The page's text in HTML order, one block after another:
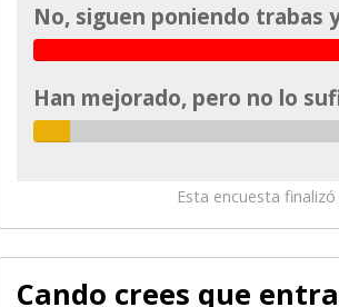
No, siguen poniendo trabas
Han mejorado, pero no lo
Esta encuesta
Cando crees que